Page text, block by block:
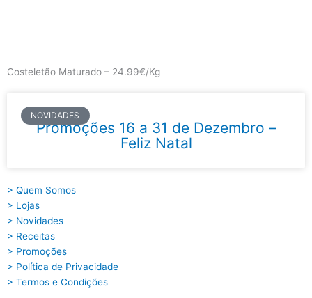
Costeletão Maturado – 24.99€/Kg
NOVIDADES
Promoções 16 a 31 de Dezembro –
Feliz Natal
> Quem Somos
> Lojas
> Novidades
> Receitas
> Promoções
> Política de Privacidade
> Termos e Condições